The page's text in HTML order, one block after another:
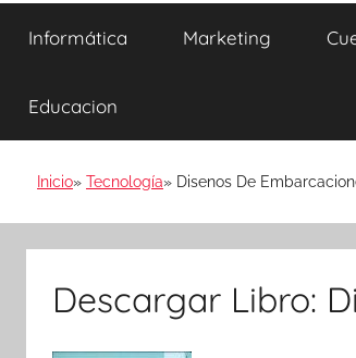
Informática Marketing
Educacion
Inicio Tecnología Disenos De
Descargar Libro: